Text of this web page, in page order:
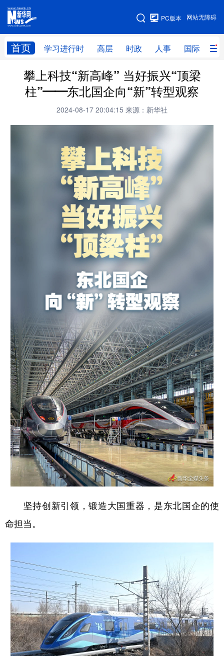
网站无障碍
PC版本
首页 学习进行时 高层 时政 人事 国际 财
网站地图
学习进行时 高层 时政 人事
国际 财经 网评 港澳
书画 健康
视频 图片
中央文件 金融
人居 信息化
乡村振兴 银龄
旅游 能源
娱乐 时尚
一带一路 亚太网 上市公司
文化产业
地方频道
北京 天津 河北 山西
辽宁 吉林 上海 江苏
浙江 安徽 福建 江西
山东 河南 湖北 湖南
广东 广西 海南 重庆
陕西 甘肃 青海 宁夏
多语种频道
English Español Français عربى
Русский язык 日本語 한국어
Deutsch Português
攀上科技“新高峰” 当好振兴“顶梁
柱”——东北国企向“新”转型观察
2024-08-17 20:04:15 来源：新华社
坚持创新引领，锻造大国重器，是东北国企的使
命担当。